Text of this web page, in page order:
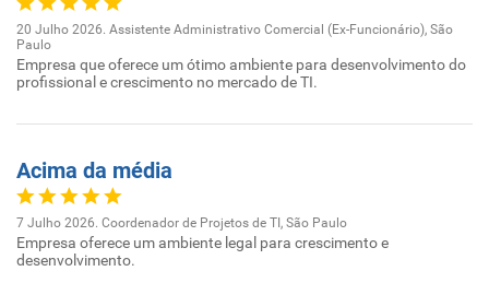
20 Julho 2026. Assistente Administrativo Comercial (Ex-Funcionário), São
Paulo
Empresa que oferece um ótimo ambiente para desenvolvimento do
profissional e crescimento no mercado de TI.
Acima da média
7 Julho 2026. Coordenador de Projetos de TI, São Paulo
Empresa oferece um ambiente legal para crescimento e
desenvolvimento.